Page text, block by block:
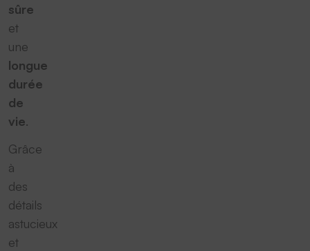
sûre
et
une
longue
durée
de
vie.
Grâce
à
des
détails
astucieux
et